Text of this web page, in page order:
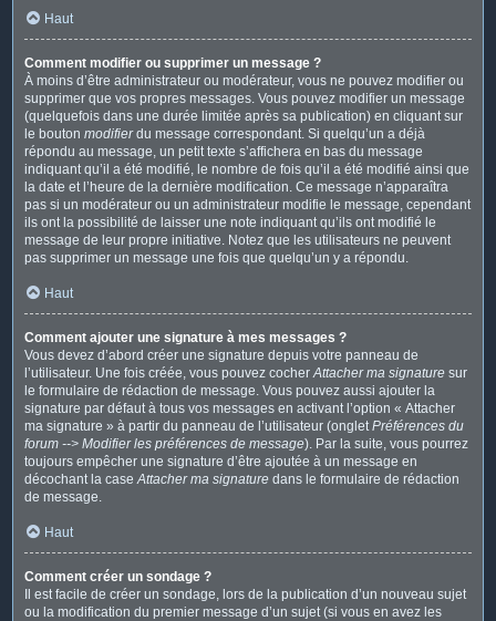
Haut
Comment modifier ou supprimer un message ?
À moins d’être administrateur ou modérateur, vous ne pouvez modifier ou
supprimer que vos propres messages. Vous pouvez modifier un message
(quelquefois dans une durée limitée après sa publication) en cliquant sur
le bouton modifierdu message correspondant. Si quelqu’un a déjà
répondu au message, un petit texte s’affichera en bas du message
indiquant qu’il a été modifié, le nombre de fois qu’il a été modifié ainsi que
la date et l’heure de la dernière modification. Ce message n’apparaîtra
pas si un modérateur ou un administrateur modifie le message, cependant
ils ont la possibilité de laisser une note indiquant qu’ils ont modifié le
message de leur propre initiative. Notez que les utilisateurs ne peuvent
pas supprimer un message une fois que quelqu’un y a répondu.
Haut
Comment ajouter une signature à mes messages ?
Vous devez d’abord créer une signature depuis votre panneau de
l’utilisateur. Une fois créée, vous pouvez cocherAttacher ma signature sur
le formulaire de rédaction de message. Vous pouvez aussi ajouter la
signature par défaut à tous vos messages en activant l’option « Attacher
ma signature » à partir du panneau de l’utilisateur (ongletPréférences du
forum --> Modifier les préférences de message). Par la suite, vous pourrez
toujours empêcher une signature d’être ajoutée à un message en
décochant la caseAttacher ma signature dans le formulaire de rédaction
de message.
Haut
Comment créer un sondage ?
Il est facile de créer un sondage, lors de la publication d’un nouveau sujet
ou la modification du premier message d’un sujet (si vous en avez les